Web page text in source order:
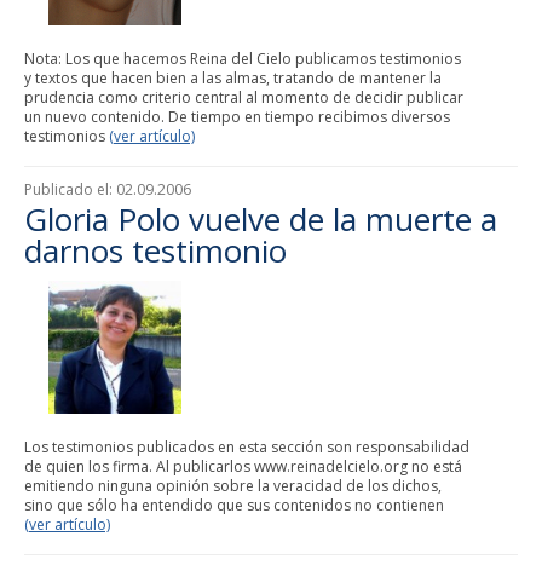
Nota: Los que hacemos Reina del Cielo publicamos testimonios
y textos que hacen bien a las almas, tratando de mantener la
prudencia como criterio central al momento de decidir publicar
un nuevo contenido. De tiempo en tiempo recibimos diversos
testimonios (ver artículo)
Publicado el: 02.09.2006
Gloria Polo vuelve de la muerte a
darnos testimonio
Los testimonios publicados en esta sección son responsabilidad
de quien los firma. Al publicarlos www.reinadelcielo.org no está
emitiendo ninguna opinión sobre la veracidad de los dichos,
sino que sólo ha entendido que sus contenidos no contienen
(ver artículo)